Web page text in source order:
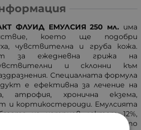
ФЛУИД ЕМУЛСИЯ 250 мл. има
което ще подобри
чувствителна и груба кожа.
за ежедневна грижа на
и склонни към
Специалната формула
е ефективна за лечение на
атрофия, хронична екзема,
и кортикостероиди. Емулсията
на натриев лактат 12%,
Е и масло от ший, което